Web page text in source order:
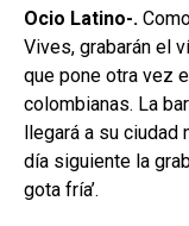
Ocio Latino-.
Vives, grabarán el
que pone otra vez
colombianas. La
llegará a su ciudad
día siguiente la
gota fría’.